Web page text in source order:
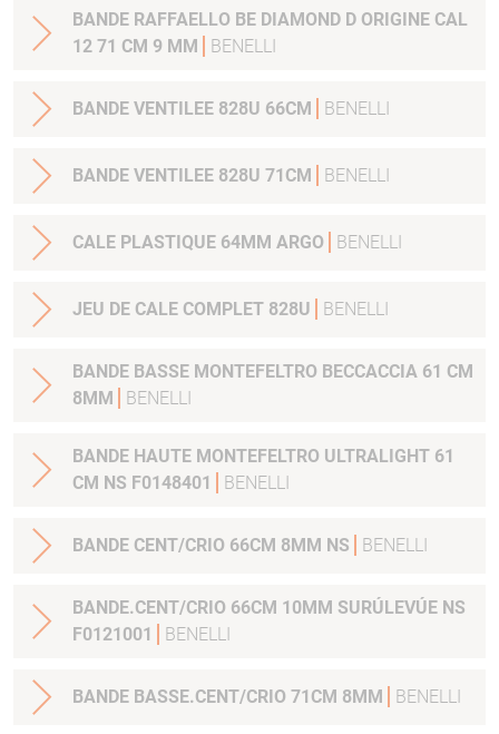
BANDE RAFFAELLO BE DIAMOND D ORIGINE CAL
12 71 CM 9 MM
BENELLI
BANDE VENTILEE 828U 66CM BENELLI
BANDE VENTILEE 828U 71CM BENELLI
CALE PLASTIQUE 64MM ARGO BENELLI
JEU DE CALE COMPLET 828U BENELLI
BANDE BASSE MONTEFELTRO BECCACCIA 61 CM
8MM
BENELLI
BANDE HAUTE MONTEFELTRO ULTRALIGHT 61
CM NS F0148401
BENELLI
BANDE CENT/CRIO 66CM 8MM NS BENELLI
BANDE.CENT/CRIO 66CM 10MM SURÚLEVÚE NS
F0121001
BENELLI
BANDE BASSE.CENT/CRIO 71CM 8MM BENELLI